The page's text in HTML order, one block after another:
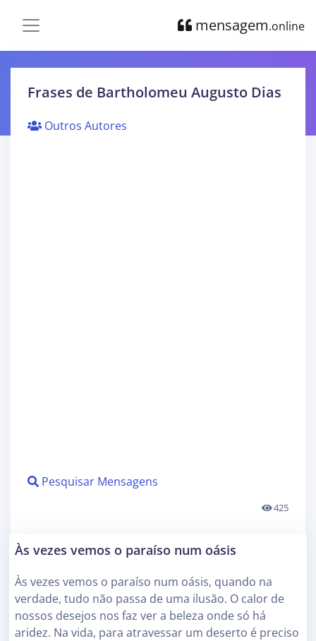
mensagem.online
Frases de Bartholomeu Augusto Dias
Outros Autores
Pesquisar Mensagens
425
Às vezes vemos o paraíso num oásis
Às vezes vemos o paraíso num oásis, quando na
verdade, tudo não passa de uma ilusão. O calor de
nossos desejos nos faz ver a beleza onde só há
aridez. Na vida, para atravessar um deserto é preciso